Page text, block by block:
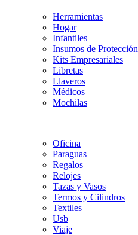
Herramientas
Hogar
Infantiles
Insumos de Protección
Kits Empresariales
Libretas
Llaveros
Médicos
Mochilas
Oficina
Paraguas
Regalos
Relojes
Tazas y Vasos
Termos y Cilindros
Textiles
Usb
Viaje